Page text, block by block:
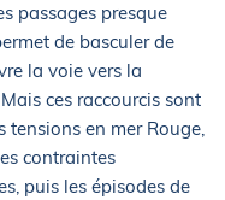
passages presque
de basculer de
la voie vers la
ces raccourcis sont
tensions en mer Rouge,
contraintes
puis les épisodes de